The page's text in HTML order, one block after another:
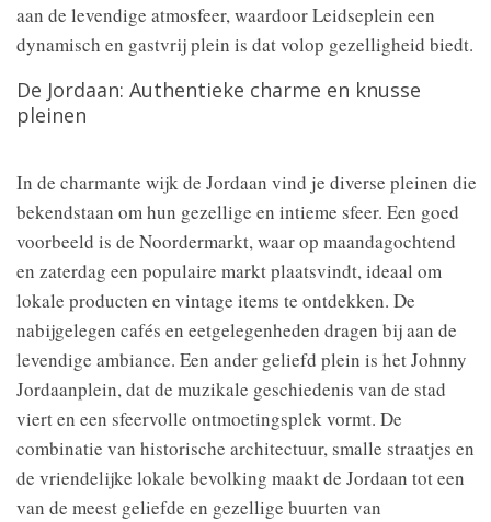
aan de levendige atmosfeer, waardoor Leidseplein een
dynamisch en gastvrij plein is dat volop gezelligheid biedt.
De Jordaan: Authentieke charme en knusse
pleinen
In de charmante wijk de Jordaan vind je diverse pleinen die
bekendstaan om hun gezellige en intieme sfeer. Een goed
voorbeeld is de Noordermarkt, waar op maandagochtend
en zaterdag een populaire markt plaatsvindt, ideaal om
lokale producten en vintage items te ontdekken. De
nabijgelegen cafés en eetgelegenheden dragen bij aan de
levendige ambiance. Een ander geliefd plein is het Johnny
Jordaanplein, dat de muzikale geschiedenis van de stad
viert en een sfeervolle ontmoetingsplek vormt. De
combinatie van historische architectuur, smalle straatjes en
de vriendelijke lokale bevolking maakt de Jordaan tot een
van de meest geliefde en gezellige buurten van